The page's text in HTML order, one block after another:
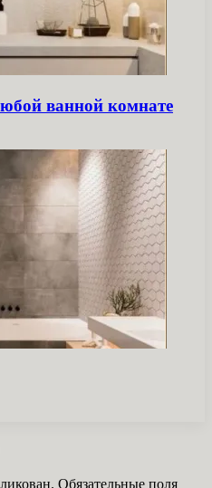
ванной комнате
Обязательные поля